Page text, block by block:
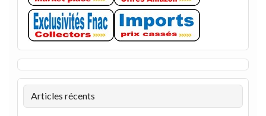
Articles récents